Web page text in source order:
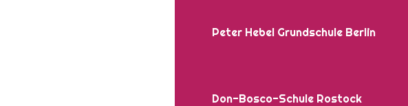
Peter Hebel Grundschule Berlin
Don-Bosco-Schule Rostock